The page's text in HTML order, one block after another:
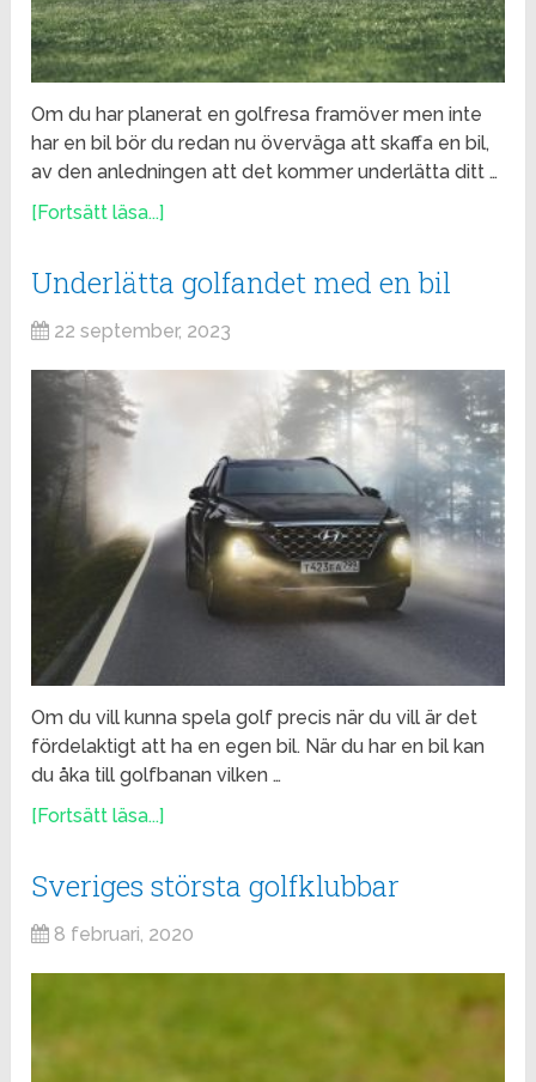
Om du har planerat en golfresa framöver men inte
har en bil bör du redan nu överväga att skaffa en bil,
av den anledningen att det kommer underlätta ditt …
[Fortsätt läsa...]
Underlätta golfandet med en bil
22 september, 2023
Om du vill kunna spela golf precis när du vill är det
fördelaktigt att ha en egen bil. När du har en bil kan
du åka till golfbanan vilken …
[Fortsätt läsa...]
Sveriges största golfklubbar
8 februari, 2020